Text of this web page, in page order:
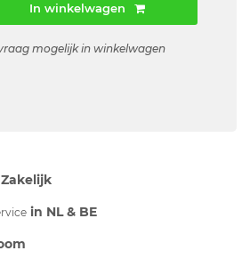
In winkelwagen
mogelijk in winkelwagen
Zakelijk
in NL & BE